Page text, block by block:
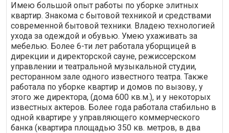
Имею большой опыт работы по уборке элитных
квартир. Знакома с бытовой техникой и средствами
современной бытовой техники. Владею технологией
ухода за одеждой и обувью. Умею ухаживать за
мебелью. Более 6-ти лет работала уборщицей в
дирекции и директорской сауне, режиссерском
управлении и театральной музыкальной студии,
ресторанном зале одного известного театра. Также
работала по уборке квартир и домов по вызову, у
этого же директора, (дома 600 кв.м.), и у некоторых
известных актеров. Более года работала стабильно в
одной квартире у управляющего коммерческого
банка (квартира площадью 350 кв. метров, в два